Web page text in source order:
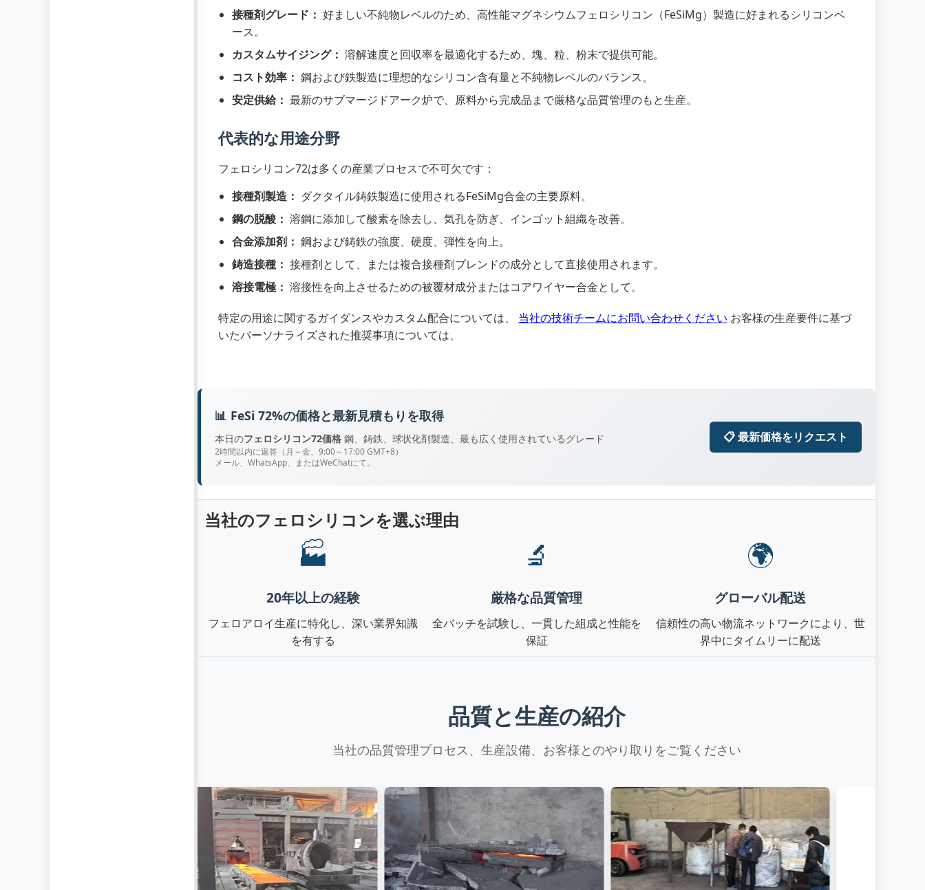
接種剤グレード： 好ましい不純物レベルのため、高性能マグネシウムフェロシリコン（FeSiMg）製造に好まれるシリコンベ
ース。
カスタムサイジング： 溶解速度と回収率を最適化するため、塊、粒、粉末で提供可能。
コスト効率： 鋼および鉄製造に理想的なシリコン含有量と不純物レベルのバランス。
安定供給： 最新のサブマージドアーク炉で、原料から完成品まで厳格な品質管理のもと生産。
代表的な用途分野
フェロシリコン72は多くの産業プロセスで不可欠です：
接種剤製造： ダクタイル鋳鉄製造に使用されるFeSiMg合金の主要原料。
鋼の脱酸： 溶鋼に添加して酸素を除去し、気孔を防ぎ、インゴット組織を改善。
合金添加剤： 鋼および鋳鉄の強度、硬度、弾性を向上。
鋳造接種： 接種剤として、または複合接種剤ブレンドの成分として直接使用されます。
溶接電極： 溶接性を向上させるための被覆材成分またはコアワイヤー合金として。
特定の用途に関するガイダンスやカスタム配合については、 当社の技術チームにお問い合わせください お客様の生産要件に基づ
いたパーソナライズされた推奨事項については、
📊 FeSi 72%の価格と最新見積もりを取得
本日のフェロシリコン72価格 鋼、鋳鉄、球状化剤製造、最も広く使用されているグレード
2時間以内に返答（月～金、9:00～17:00 GMT+8）
メール、WhatsApp、またはWeChatにて。
📋 最新価格をリクエスト
当社のフェロシリコンを選ぶ理由
🏭
20年以上の経験
フェロアロイ生産に特化し、深い業界知識
を有する
🔬
厳格な品質管理
全バッチを試験し、一貫した組成と性能を
保証
🌍
グローバル配送
信頼性の高い物流ネットワークにより、世
界中にタイムリーに配送
品質と生産の紹介
当社の品質管理プロセス、生産設備、お客様とのやり取りをご覧ください